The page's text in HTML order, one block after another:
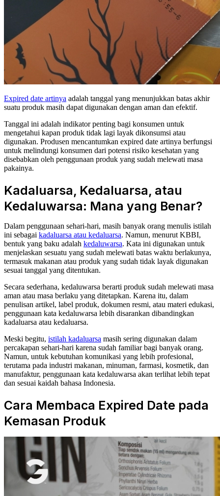
Expired date artinya adalah tanggal yang menunjukkan batas akhir
suatu produk masih dapat digunakan dengan aman dan efektif.
Tanggal ini adalah indikator penting bagi konsumen untuk
mengetahui kapan produk tidak lagi layak dikonsumsi atau
digunakan. Produsen mencantumkan expired date artinya berfungsi
untuk melindungi konsumen dari potensi risiko kesehatan yang
disebabkan oleh penggunaan produk yang sudah melewati masa
pakainya.
Kadaluarsa, Kedaluarsa, atau
Kedaluwarsa: Mana yang Benar?
Dalam penggunaan sehari-hari, masih banyak orang menulis istilah
ini sebagai kadaluarsa atau kedaluarsa. Namun, menurut KBBI,
bentuk yang baku adalah kedaluwarsa. Kata ini digunakan untuk
menjelaskan sesuatu yang sudah melewati batas waktu berlakunya,
termasuk makanan atau produk yang sudah tidak layak digunakan
sesuai tanggal yang ditentukan.
Secara sederhana, kedaluwarsa berarti produk sudah melewati masa
aman atau masa berlaku yang ditetapkan. Karena itu, dalam
penulisan artikel, label produk, dokumen resmi, atau materi edukasi,
penggunaan kata kedaluwarsa lebih disarankan dibandingkan
kadaluarsa atau kedaluarsa.
Meski begitu, istilah kadaluarsa masih sering digunakan dalam
percakapan sehari-hari karena sudah familiar bagi banyak orang.
Namun, untuk kebutuhan komunikasi yang lebih profesional,
terutama pada industri makanan, minuman, farmasi, kosmetik, dan
manufaktur, penggunaan kata kedaluwarsa akan terlihat lebih tepat
dan sesuai kaidah bahasa Indonesia.
Cara Membaca Expired Date pada
Kemasan Produk